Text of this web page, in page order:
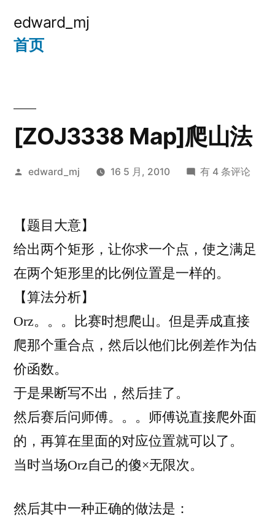
edward_mj
首页
[ZOJ3338 Map]爬山法
发
edward_mj 16 5 月, 2010
[ZOJ3338
有 4 条评论
【题目大意】
给出两个矩形，让你求一个点，使之满足
在两个矩形里的比例位置是一样的。
【算法分析】
Orz。。。比赛时想爬山。但是弄成直接
爬那个重合点，然后以他们比例差作为估
价函数。
于是果断写不出，然后挂了。
然后赛后问师傅。。。师傅说直接爬外面
的，再算在里面的对应位置就可以了。
当时当场Orz自己的傻×无限次。
然后其中一种正确的做法是：